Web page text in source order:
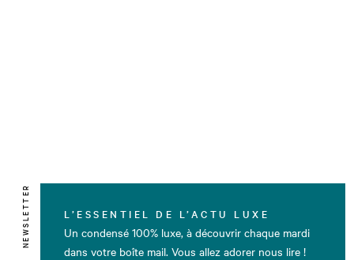
NEWSLETTER L’ESSENTIEL DE L’ACTU LUXE
Un condensé 100% luxe, à découvrir chaque mardi
dans votre boîte mail. Vous allez adorer nous lire !